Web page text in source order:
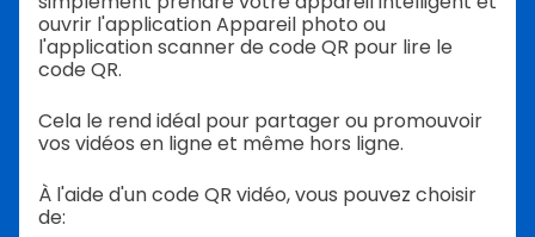
ouvrir l'application Appareil photo ou
l'application scanner de code QR pour lire le
code QR.
Cela le rend idéal pour partager ou promouvoir
vos vidéos en ligne et même hors ligne.
À l'aide d'un code QR vidéo, vous pouvez choisir
de: